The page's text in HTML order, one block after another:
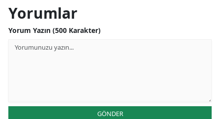
Yorumlar
Yorum Yazın (500 Karakter)
GÖNDER